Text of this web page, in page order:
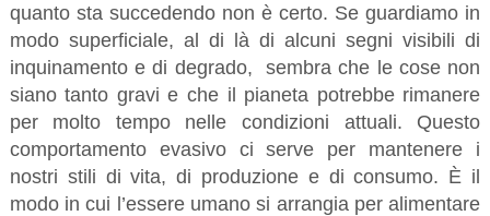
quanto sta succedendo non è certo. Se guardiamo in
modo superficiale, al di là di alcuni segni visibili di
inquinamento e di degrado, sembra che le cose non
siano tanto gravi e che il pianeta potrebbe rimanere
per molto tempo nelle condizioni attuali. Questo
comportamento evasivo ci serve per mantenere i
nostri stili di vita, di produzione e di consumo. È il
modo in cui l’essere umano si arrangia per alimentare